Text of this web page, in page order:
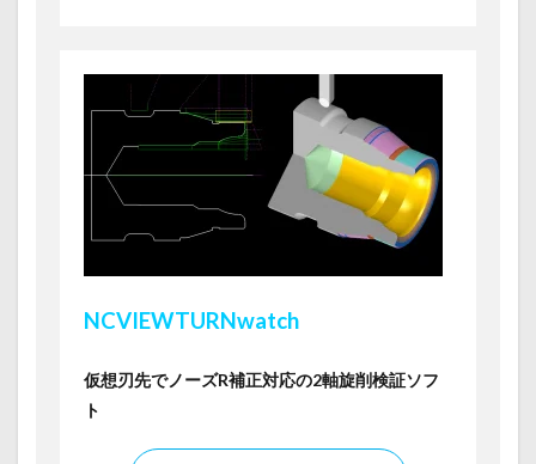
NCVIEWTURNwatch
仮想刃先でノーズR補正対応の2軸旋削検証ソフ
ト